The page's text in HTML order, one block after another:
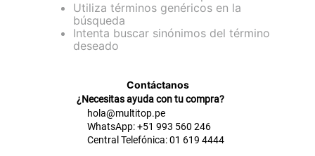
Utiliza términos genéricos en la
búsqueda
Intenta buscar sinónimos del término
deseado
Contáctanos
¿Necesitas ayuda con tu compra?
hola@multitop.pe
WhatsApp: +51 993 560 246
Central Telefónica: 01 619 4444